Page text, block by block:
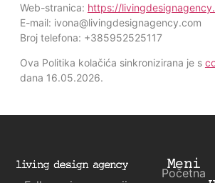
Web-stranica: https://
E-mail: ivona@livingdesignagency.com
Broj telefona: +385952525117
Ova Politika kolačića sinkronizirana je s
dana 16.05.2026.
Meni
Početna